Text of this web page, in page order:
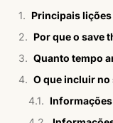
Principais
O que incluir no